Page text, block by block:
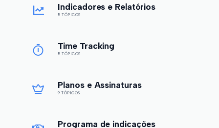
Indicadores e Relatórios
5 TÓPICOS
Time Tracking
5 TÓPICOS
Planos e Assinaturas
9 TÓPICOS
Programa de indicações